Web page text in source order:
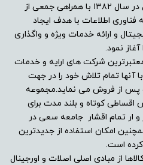
15.6"
نمایش
FHD IPS
نمایش
-
مجموعه فروشگاه آریان دیجیتال در سال ۱۳۸۲ با همراهی جمعی از
فناوری اطلاعات با هدف ایجاد
و ارائه خدمات ویژه و واگذاری
نمود.
شرکت های ارایه و خدمات
آنها تمام تلاش خود را در جهت
پس از فروش می نماید.مجموعه
اقساطی کوتاه و بلند مدت برای
ار تمام اقشار جامعه سعی در
امکان استفاده از جدیدترین
کرده است.
از مبادی اصلی اصلات و اورجینال